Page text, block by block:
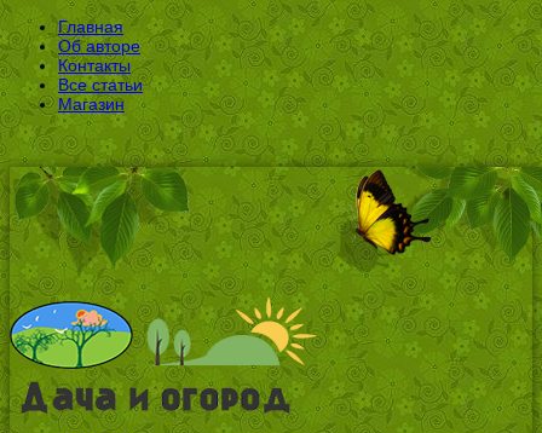
Главная
Об авторе
Контакты
Все статьи
Магазин